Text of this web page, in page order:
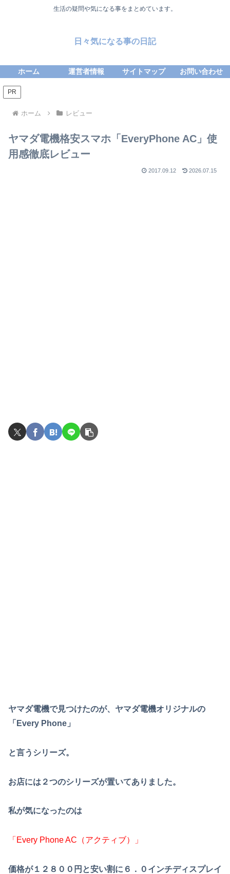
生活の疑問や気になる事をまとめています。
日々気になる事の日記
ホーム 運営者情報 サイトマップ お問い合わせ
PR
ホーム レビュー
ヤマダ電機格安スマホ「EveryPhone AC」使
用感徹底レビュー
2017.09.12 2026.07.15
ヤマダ電機で見つけたのが、ヤマダ電機オリジナルの
「 Every Phone 」
と言うシリーズ。
お店には２つのシリーズが置いてありました。
私が気になったのは
「 Every Phone AC （アクティブ）」
価格が１２８００円と安い割に６．０インチディスプレイ